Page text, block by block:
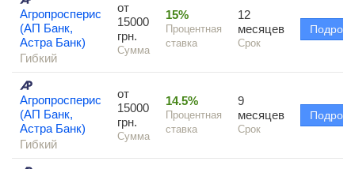
Агропросперис
(АП Банк,
Астра Банк)
Гибкий
от
15000
грн.
Сумма
15%
Процентная
ставка
12
месяцев
Срок
Агропросперис
(АП Банк,
Астра Банк)
Гибкий
от
15000
грн.
Сумма
14.5%
Процентная
ставка
9
месяцев
Срок